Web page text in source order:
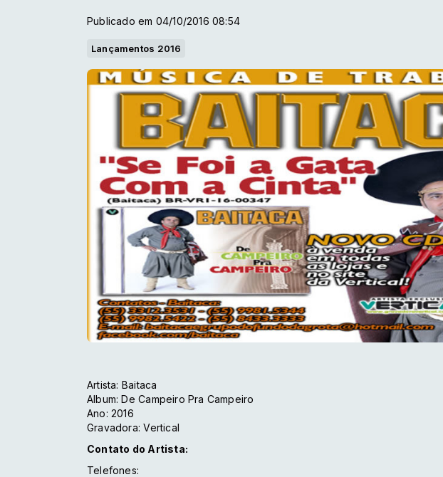
Publicado em 04/10/2016 08:54
Lançamentos 2016
Artista: Baitaca
Album: De Campeiro Pra Campeiro
Ano: 2016
Gravadora: Vertical
Contato do Artista:
Telefones: